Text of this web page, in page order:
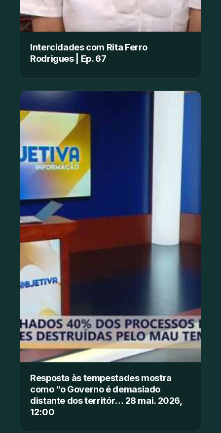
Intercidades com Rita Ferro
Rodrigues | Ep. 67
Resposta às tempestades mostra
como “o Governo é demasiado
distante dos territór… 28 mai. 2026,
12:00